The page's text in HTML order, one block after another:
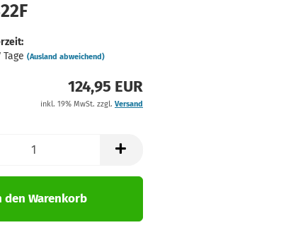
Tage (Ausland abweichend)
124,95 EUR
inkl. 19% MwSt. zzgl. Versand
den Warenkorb